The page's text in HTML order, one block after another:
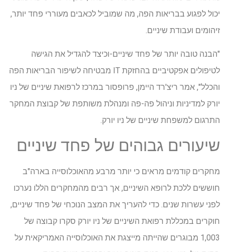
יכול לפגוע בבריאות הפה, מה שמוביל לכאבים מעוררי פחד יותר,
זיהומים ועבודת שיניים.
"הבנה טובה יותר של פחד שיניים-וכיצד להגדיל את הגישה
לטיפולים אפקטיביים בהחזקת IT מבטיחה לשיפור הבריאות הפה
והכלל", אמר ריצ'רד היימן, פרופסור במרכז לרפואת שיניים של ניו
יורק למדיניות וניהול פה-פה ומנהלת משותפת של קבוצת המחקר
התרגום למשפחת שיניים של ניו יורק.
שיעורים גבוהים של פחד שיניים
מחקרים קודמים מראים כי יותר מרבע מהאוכלוסייה בארה"ב
חוששים ללכת לרופא השיניים, אך רבים מהמחקרים הללו נערכו
לפני עשרות שנים. כדי להעריך את המצב הנוכחי של פחד שיניים,
חוקרים במכללת רפואת השיניים של ניו יורק סקרו קבוצה של
1,003 מבוגרים שהייתה מייצגת את האוכלוסייה האמריקאית על